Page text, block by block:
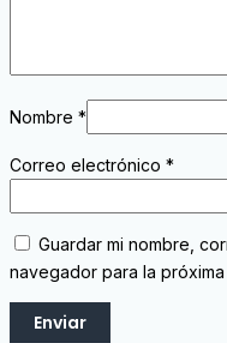
Nombre *
Correo electrónico *
Guardar mi nombre,
navegador para la